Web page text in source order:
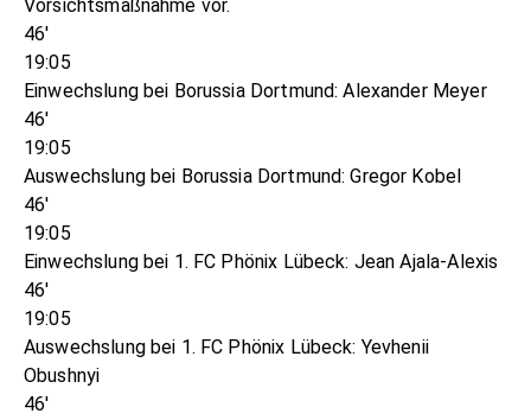
Vorsichtsmaßnahme vor.
46'
19:05
Einwechslung bei Borussia Dortmund: Alexander Meyer
46'
19:05
Auswechslung bei Borussia Dortmund: Gregor Kobel
46'
19:05
Einwechslung bei 1. FC Phönix Lübeck: Jean Ajala-Alexis
46'
19:05
Auswechslung bei 1. FC Phönix Lübeck: Yevhenii
Obushnyi
46'